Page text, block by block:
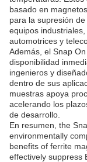
basado en
para la supresión
equipos
automotrices y
Además, el Snap
disponibilidad
ingenieros y
dentro de sus
muestras apoya
acelerando los
de desarrollo.
En resumen, the
environmentally
benefits of ferrite
effectively suppress